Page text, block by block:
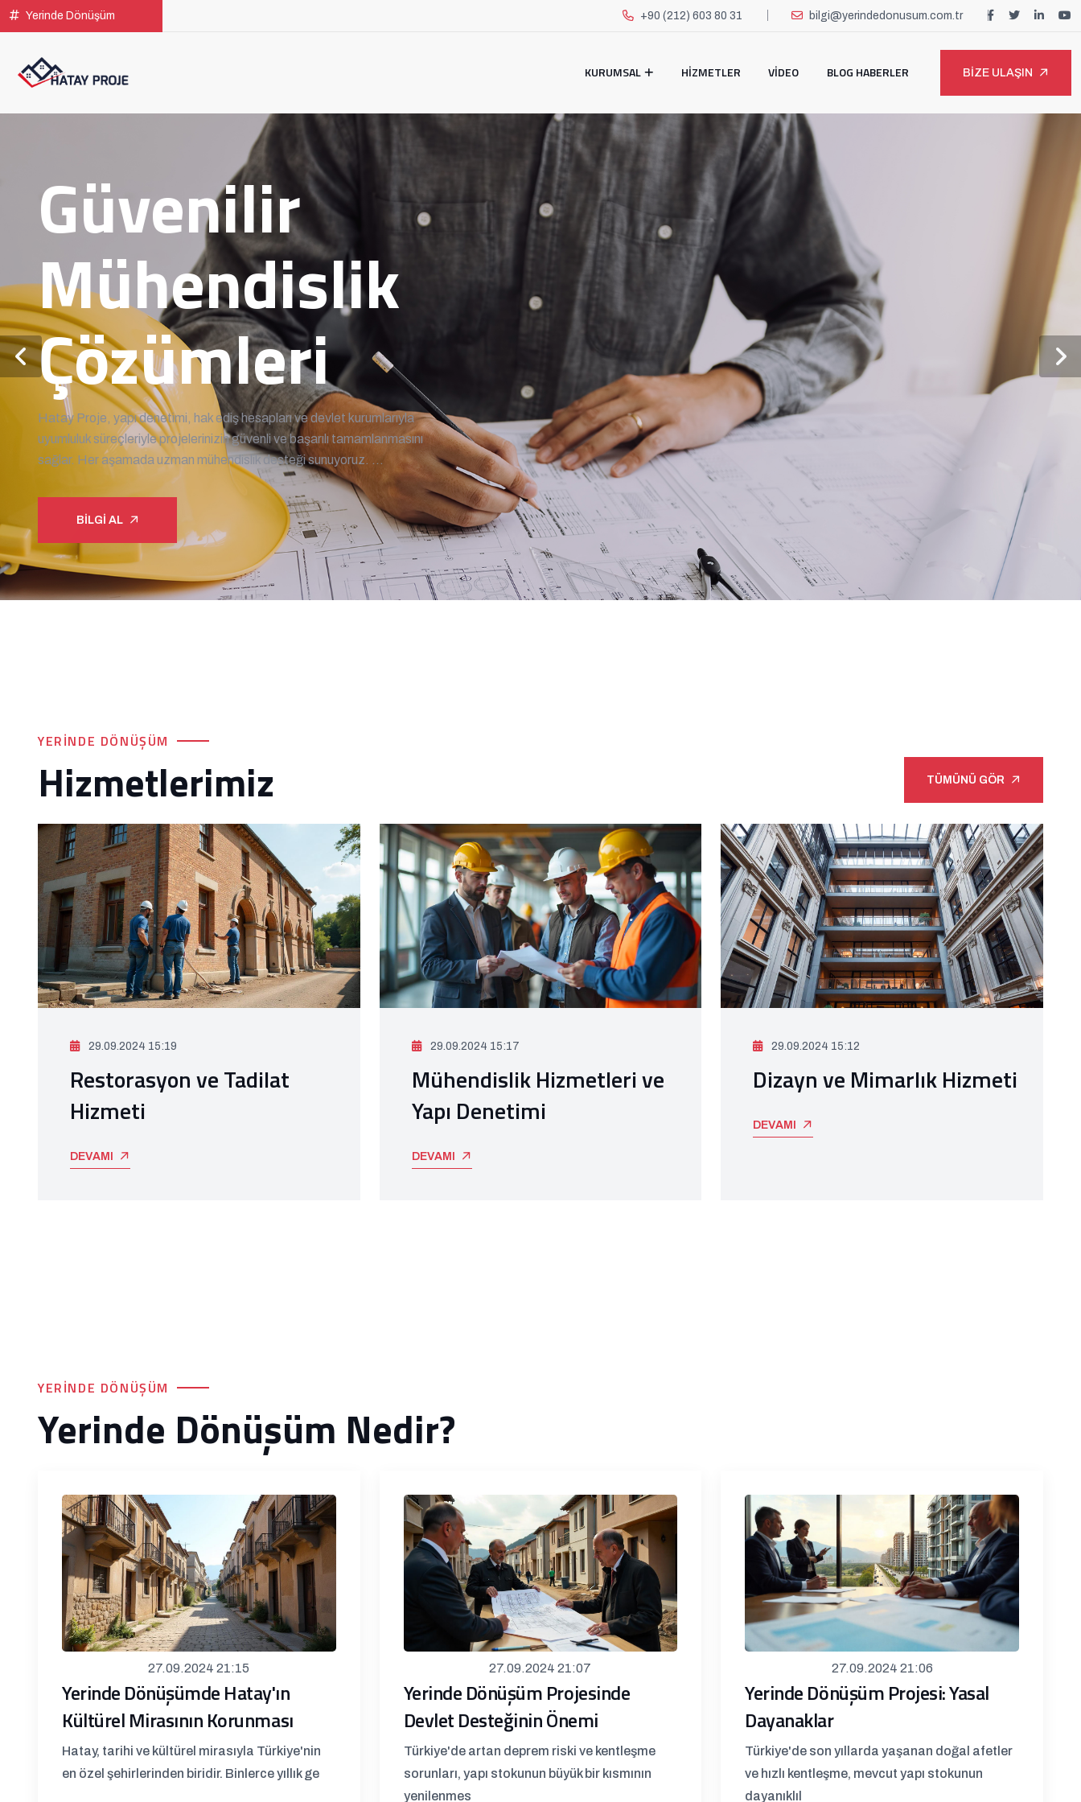
Yerinde Dönüşüm +90 (212) 603 80 31 bilgi@yerindedonusum.com.tr
KURUMSAL HIZMETLER VIDEO BLOG HABERLER BIZE ULAŞIN
Güvenilir
Mühendislik
Çözümleri
Hatay Proje, yapı denetimi, hak ediş hesapları ve devlet kurumlarıyla
uyumluluk süreçleriyle projelerinizin güvenli ve başarılı tamamlanmasını
sağlar. Her aşamada uzman mühendislik desteği sunuyoruz. ...
BILGI AL
YERINDE DÖNÜŞÜM
Hizmetlerimiz TÜMÜNÜ GÖR
29.09.2024 15:19
Restorasyon ve Tadilat
Hizmeti
DEVAMI
29.09.2024 15:17
Mühendislik Hizmetleri ve
Yapı Denetimi
DEVAMI
29.09.2024 15:12
Dizayn ve Mimarlık Hizmeti
DEVAMI
YERINDE DÖNÜŞÜM
Yerinde Dönüşüm Nedir?
27.09.2024 21:15
Yerinde Dönüşümde Hatay'ın
Kültürel Mirasının Korunması
Hatay, tarihi ve kültürel mirasıyla Türkiye'nin
en özel şehirlerinden biridir. Binlerce yıllık ge
27.09.2024 21:07
Yerinde Dönüşüm Projesinde
Devlet Desteğinin Önemi
Türkiye'de artan deprem riski ve kentleşme
sorunları, yapı stokunun büyük bir kısmının
yenilenmes
27.09.2024 21:06
Yerinde Dönüşüm Projesi: Yasal
Dayanaklar
Türkiye'de son yıllarda yaşanan doğal afetler
ve hızlı kentleşme, mevcut yapı stokunun
dayanıklıl